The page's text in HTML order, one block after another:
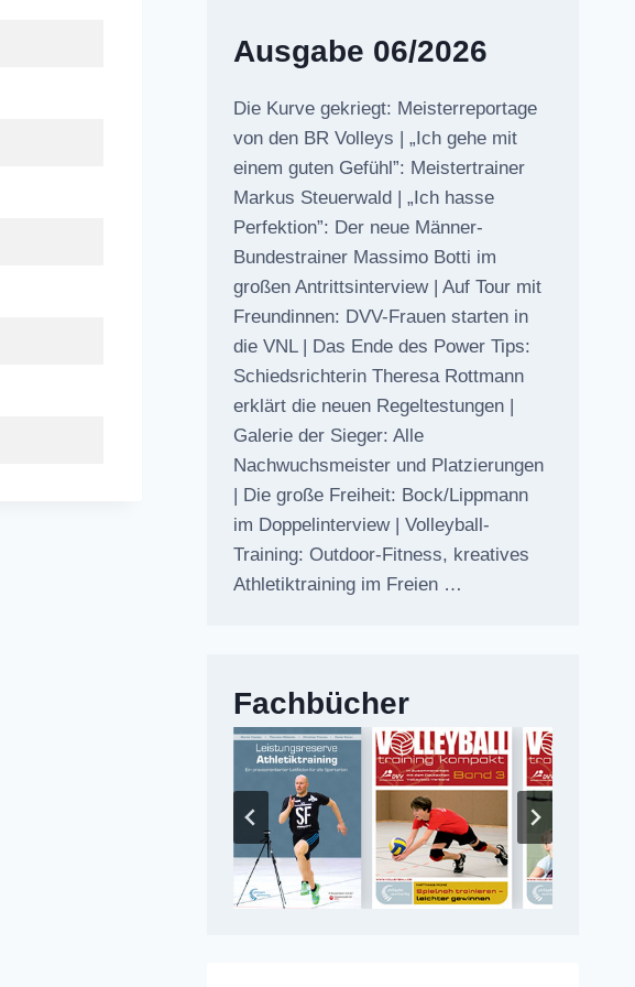
Ausgabe 06/2026
Die Kurve gekriegt: Meisterreportage
von den BR Volleys | „Ich gehe mit
einem guten Gefühl”: Meistertrainer
Markus Steuerwald | „Ich hasse
Perfektion”: Der neue Männer-
Bundestrainer Massimo Botti im
großen Antrittsinterview | Auf Tour mit
Freundinnen: DVV-Frauen starten in
die VNL | Das Ende des Power Tips:
Schiedsrichterin Theresa Rottmann
erklärt die neuen Regeltestungen |
Galerie der Sieger: Alle
Nachwuchsmeister und Platzierungen
| Die große Freiheit: Bock/Lippmann
im Doppelinterview | Volleyball-
Training: Outdoor-Fitness, kreatives
Athletiktraining im Freien …
Fachbücher